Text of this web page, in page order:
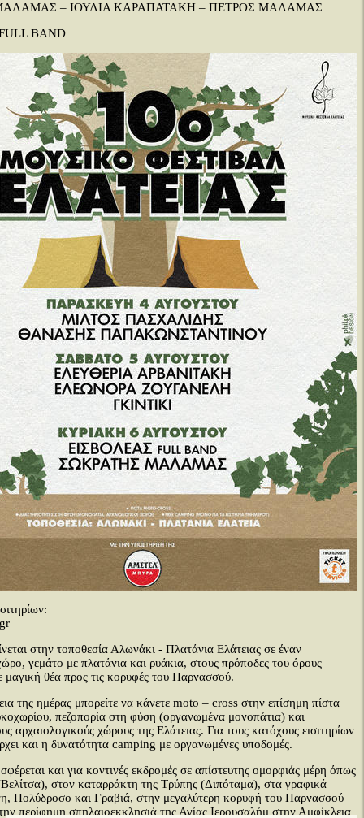
– ΙΟΥΛΙΑ ΚΑΡΑΠΑΤΑΚΗ – ΠΕΤΡΟΣ ΜΑΛΑΜΑΣ
BAND
στην τοποθεσία Αλωνάκι - Πλατάνια Ελάτειας σε έναν
γεμάτο με πλατάνια και ρυάκια, στους πρόποδες του όρους
μαγική θέα προς τις κορυφές του Παρνασσού.
της ημέρας μπορείτε να κάνετε moto – cross στην επίσημη πίστα
πεζοπορία στη φύση (οργανωμένα μονοπάτια) και
αρχαιολογικούς χώρους της Ελάτειας. Για τους κατόχους εισιτηρίων
και η δυνατότητα camping με οργανωμένες υποδομές.
και για κοντινές εκδρομές σε απίστευτης ομορφιάς μέρη όπως
στον καταρράκτη της Τρύπης (Διπόταμα), στα γραφικά
Πολύδροσο και Γραβιά, στην μεγαλύτερη κορυφή του Παρνασσού
περίφημη σπηλαιοεκκλησιά της Αγίας Ιερουσαλήμ στην Αμφίκλεια